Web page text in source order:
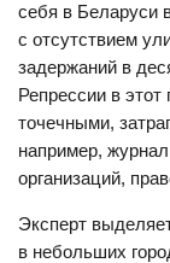
себя в Беларуси
с отсутствием
задержаний в
Репрессии в
точечными,
например,
организаций,
Эксперт
в небольших